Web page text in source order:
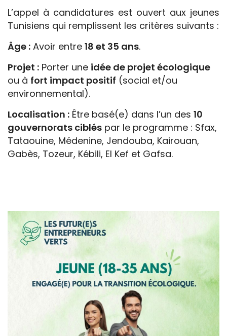
L’appel à candidatures est ouvert aux jeunes
Tunisiens qui remplissent les critères suivants :
Âge : Avoir entre 18 et 35 ans.
Projet : Porter une idée de projet écologique
ou à fort impact positif (social et/ou
environnemental).
Localisation : Être basé(e) dans l’un des 10
gouvernorats ciblés par le programme : Sfax,
Tataouine, Médenine, Jendouba, Kairouan,
Gabès, Tozeur, Kébili, El Kef et Gafsa.